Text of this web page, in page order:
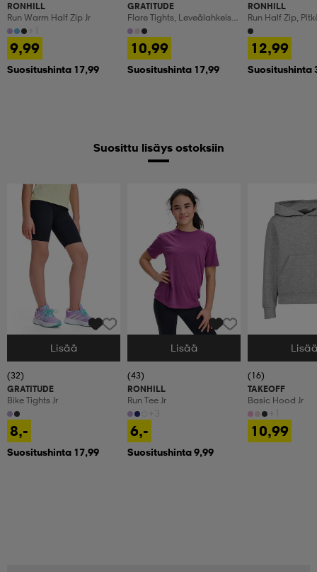
RONHILL
Run Warm Half Zip Jr
9,99
Suositushinta 17,99
GRATITUDE
Flare Tights, Leveälahkeiset
Treenitrikoot, Lasten
10,99
Suositushinta 17,99
RONHILL
Run Half Zip,
Treenipaita,
12,99
Suositushinta
Suosittu lisäys ostoksiin
Valitse Koko
Lisää
(32)
GRATITUDE
Bike Tights Jr
8,-
Suositushinta 17,99
Valitse Koko
Lisää
(43)
RONHILL
Run Tee Jr
6,-
Suositushinta 9,99
Valitse Koko
(16)
TAKEOFF
Basic Hood Jr
10,99